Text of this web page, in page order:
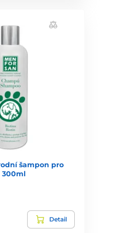
šampon pro
300ml
Detail